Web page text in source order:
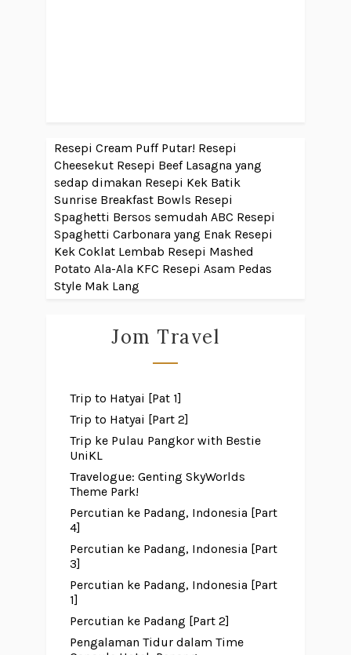
Resepi Cream Puff Putar! Resepi
Cheesekut Resepi Beef Lasagna yang
sedap dimakan Resepi Kek Batik
Sunrise Breakfast Bowls Resepi
Spaghetti Bersos semudah ABC Resepi
Spaghetti Carbonara yang Enak Resepi
Kek Coklat Lembab Resepi Mashed
Potato Ala-Ala KFC Resepi Asam Pedas
Style Mak Lang
Jom Travel
Trip to Hatyai [Pat 1]
Trip to Hatyai [Part 2]
Trip ke Pulau Pangkor with Bestie
UniKL
Travelogue: Genting SkyWorlds
Theme Park!
Percutian ke Padang, Indonesia [Part
4]
Percutian ke Padang, Indonesia [Part
3]
Percutian ke Padang, Indonesia [Part
1]
Percutian ke Padang [Part 2]
Pengalaman Tidur dalam Time